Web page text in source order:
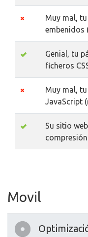
Muy mal,
embenidos
Genial, tu
ficheros
Muy mal,
JavaScript
Su sitio
compresión
Movil